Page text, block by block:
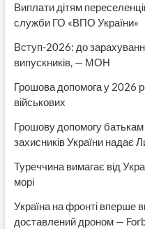
Виплати дітям
служби ГО «ВПО України»
Вступ-2026: до
випускників, — МОН
Грошова допомога у 2026
військових
Грошову допомогу батькам
захисників України надає
Туреччина вимагає від
морі
Україна на фронті вперше
доставлений дроном —